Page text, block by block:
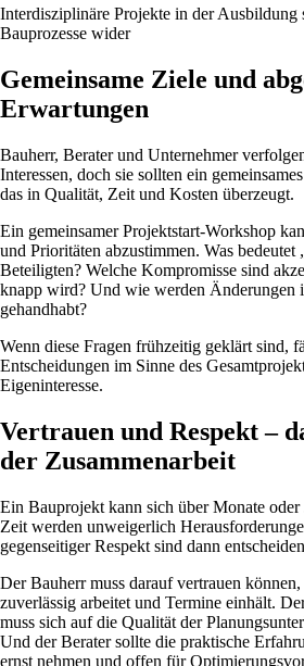
Interdisziplinäre Projekte in der Ausbildung
Bauprozesse wider
Gemeinsame Ziele und
Erwartungen
Bauherr, Berater und Unternehmer
Interessen, doch sie sollten ein
das in Qualität, Zeit und Kosten überzeugt.
Ein gemeinsamer Projektstart-Workshop
und Prioritäten abzustimmen. Was bedeutet
Beteiligten? Welche Kompromisse sind
knapp wird? Und wie werden Änderungen
gehandhabt?
Wenn diese Fragen frühzeitig geklärt sind,
Entscheidungen im Sinne des
Eigeninteresse.
Vertrauen und Respekt –
der Zusammenarbeit
Ein Bauprojekt kann sich über Monate oder
Zeit werden unweigerlich
gegenseitiger Respekt sind dann
Der Bauherr muss darauf vertrauen
zuverlässig arbeitet und Termine einhält.
muss sich auf die Qualität der
Und der Berater sollte die praktische
ernst nehmen und offen für